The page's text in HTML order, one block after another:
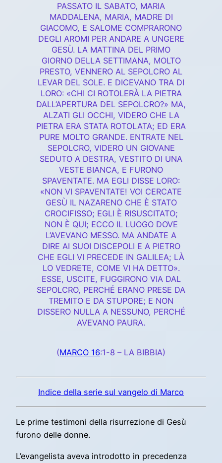
PASSATO IL SABATO, MARIA
MADDALENA, MARIA, MADRE DI
GIACOMO, E SALOME COMPRARONO
DEGLI AROMI PER ANDARE A UNGERE
GESÙ. LA MATTINA DEL PRIMO
GIORNO DELLA SETTIMANA, MOLTO
PRESTO, VENNERO AL SEPOLCRO AL
LEVAR DEL SOLE. E DICEVANO TRA DI
LORO: «CHI CI ROTOLERÀ LA PIETRA
DALL’APERTURA DEL SEPOLCRO?» MA,
ALZATI GLI OCCHI, VIDERO CHE LA
PIETRA ERA STATA ROTOLATA; ED ERA
PURE MOLTO GRANDE. ENTRATE NEL
SEPOLCRO, VIDERO UN GIOVANE
SEDUTO A DESTRA, VESTITO DI UNA
VESTE BIANCA, E FURONO
SPAVENTATE. MA EGLI DISSE LORO:
«NON VI SPAVENTATE! VOI CERCATE
GESÙ IL NAZARENO CHE È STATO
CROCIFISSO; EGLI È RISUSCITATO;
NON È QUI; ECCO IL LUOGO DOVE
L’AVEVANO MESSO. MA ANDATE A
DIRE AI SUOI DISCEPOLI E A PIETRO
CHE EGLI VI PRECEDE IN GALILEA; LÀ
LO VEDRETE, COME VI HA DETTO».
ESSE, USCITE, FUGGIRONO VIA DAL
SEPOLCRO, PERCHÉ ERANO PRESE DA
TREMITO E DA STUPORE; E NON
DISSERO NULLA A NESSUNO, PERCHÉ
AVEVANO PAURA.
(MARCO 16:1-8 – LA BIBBIA)
Indice della serie sul vangelo di Marco
Le prime testimoni della risurrezione di Gesù
furono delle donne.
L’evangelista aveva introdotto in precedenza